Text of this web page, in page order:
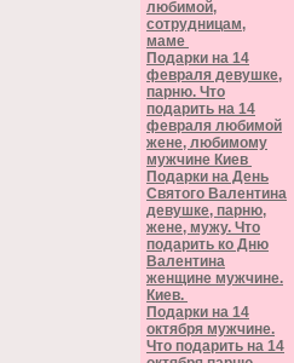
любимой,
сотрудницам,
маме
Подарки на 14
февраля девушке,
парню. Что
подарить на 14
февраля любимой
жене, любимому
мужчине Киев
Подарки на День
Святого Валентина
девушке, парню,
жене, мужу. Что
подарить ко Дню
Валентина
женщине мужчине.
Киев.
Подарки на 14
октября мужчине.
Что подарить на 14